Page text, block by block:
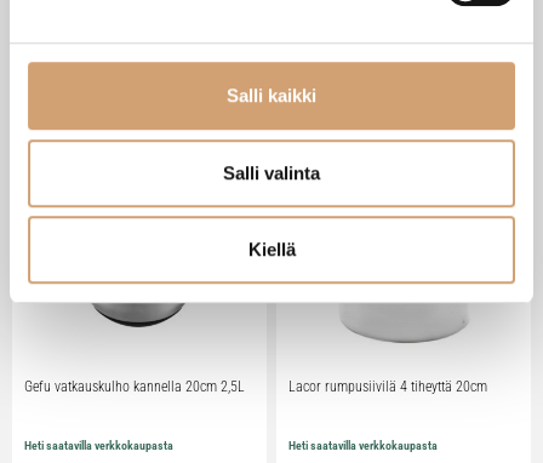
Salli kaikki
Salli valinta
Kiellä
SAATAT TARVITA MYÖS NÄITÄ
Gefu vatkauskulho kannella 20cm 2,5L
Heti saatavilla verkkokaupasta
Lacor rumpusiivilä 4 tiheyttä 20cm
Heti saatavilla verkkokaupasta